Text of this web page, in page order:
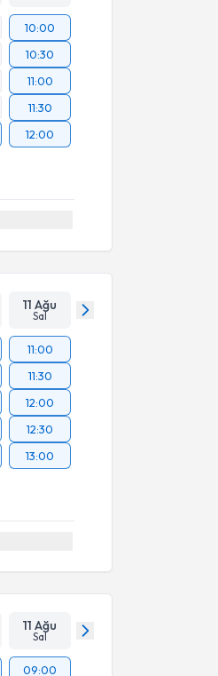
10:00
10:30
11:00
11:30
12:00
11 Ağu
Sal
11:00
11:30
12:00
12:30
13:00
11 Ağu
Sal
09:00